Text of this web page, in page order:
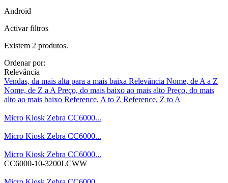
Android
Activar filtros
Existem 2 produtos.
Ordenar por:
Relevância
Vendas, da mais alta para a mais baixa Relevância Nome, de A a Z
Nome, de Z a A Preço, do mais baixo ao mais alto Preço, do mais
alto ao mais baixo Reference, A to Z Reference, Z to A
Micro Kiosk Zebra CC6000...
Micro Kiosk Zebra CC6000...
Micro Kiosk Zebra CC6000...
CC6000-10-3200LCWW